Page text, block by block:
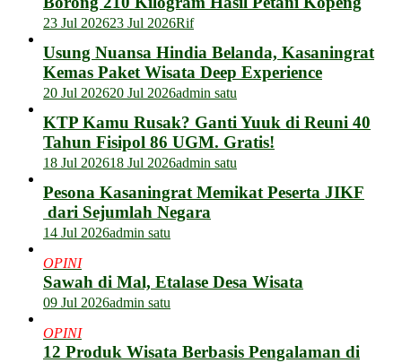
23 Jul 202623 Jul 2026Rif
Usung Nuansa Hindia Belanda, Kasaningrat
Kemas Paket Wisata Deep Experience
20 Jul 202620 Jul 2026admin satu
KTP Kamu Rusak? Ganti Yuuk di Reuni 40
Tahun Fisipol 86 UGM. Gratis!
18 Jul 202618 Jul 2026admin satu
Pesona Kasaningrat Memikat Peserta JIKF
dari Sejumlah Negara
14 Jul 2026admin satu
OPINI
Sawah di Mal, Etalase Desa Wisata
09 Jul 2026admin satu
OPINI
12 Produk Wisata Berbasis Pengalaman di